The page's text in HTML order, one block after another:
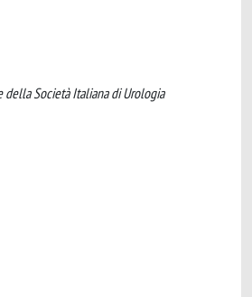
della Società Italiana di Urologia